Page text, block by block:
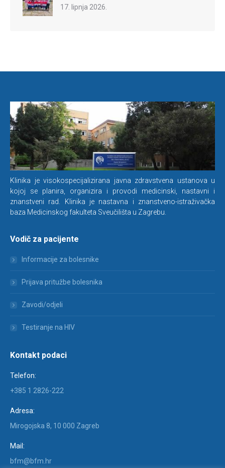
17. lipnja 2026.
Klinika je visokospecijalizirana javna zdravstvena ustanova u
kojoj se planira, organizira i provodi medicinski, nastavni i
znanstveni rad. Klinika je nastavna i znanstveno-istraživačka
baza Medicinskog fakulteta Sveučilišta u Zagrebu.
Vodič za pacijente
Informacije za bolesnike
Prijava pritužbe bolesnika
Zavodi/odjeli
Testiranje na HIV
Kontakt podaci
Telefon:
+385 1 2826-222
Adresa:
Mirogojska 8, 10 000 Zagreb
Mail:
bfm@bfm.hr